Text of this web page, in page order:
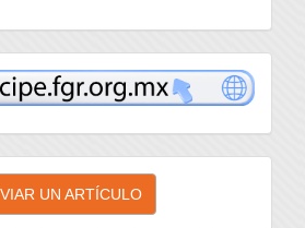
UN ARTÍCULO